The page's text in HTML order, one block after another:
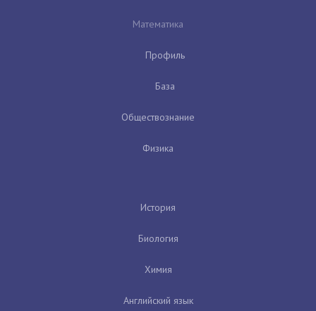
Математика
Профиль
База
Обществознание
Физика
История
Биология
Химия
Английский язык